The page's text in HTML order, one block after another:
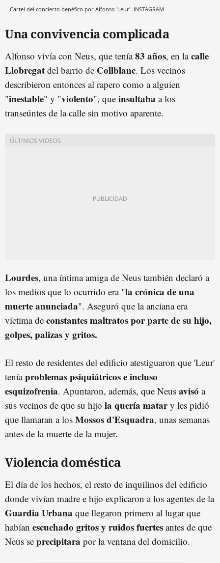
Cartel del concierto benéfico por Alfonso 'Leur' INSTAGRAM
Una convivencia complicada
Alfonso vivía con Neus, que tenía83 años, en lacalle
Llobregat del barrio de Collblanc. Los vecinos
describieron entonces al rapero como a alguien
"inestable" y "violento", que insultaba a los
transeúntes de la calle sin motivo aparente.
Lourdes, una íntima amiga de Neus también declaró a
los medios que lo ocurrido era "la crónica de una
muerte anunciada". Aseguró que la anciana era
víctima de constantes maltratos por parte de su hijo,
golpes, palizas y gritos.
El resto de residentes del edificio atestiguaron que 'Leur'
teníaproblemas psiquiátricos e incluso
esquizofrenia. Apuntaron, además, que Neus avisó a
sus vecinos de que su hijo la quería matary les pidió
que llamaran a los Mossos d'Esquadra, unas semanas
antes de la muerte de la mujer.
Violencia doméstica
El día de los hechos, el resto de inquilinos del edificio
donde vivían madre e hijo explicaron a los agentes de la
Guardia Urbana que llegaron primero al lugar que
habían escuchado gritos y ruidos fuertes antes de que
Neus se precipitara por la ventana del domicilio.